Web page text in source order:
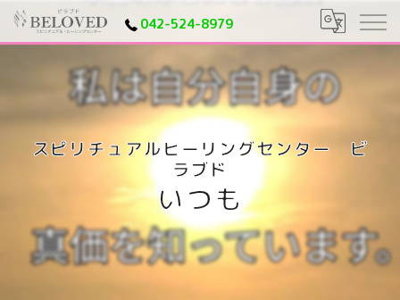
042-524-8979
いつも